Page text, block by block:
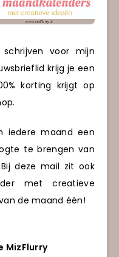
voor mijn
krijg je een
korting krijgt op
iedere maand een
te brengen van
deze mail zit ook
met creatieve
de maand één!
MizFlurry